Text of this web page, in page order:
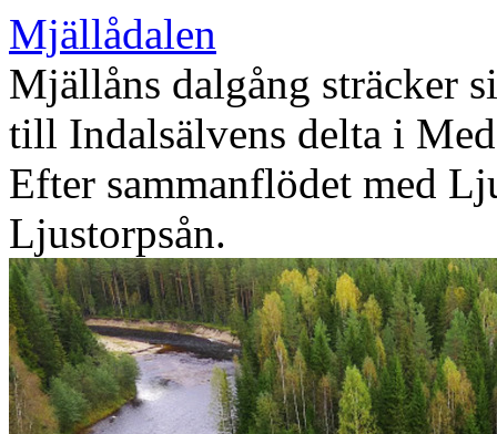
Mjällådalen
Mjällåns dalgång sträcker
till Indalsälvens delta i
Efter sammanflödet med
Ljustorpsån.